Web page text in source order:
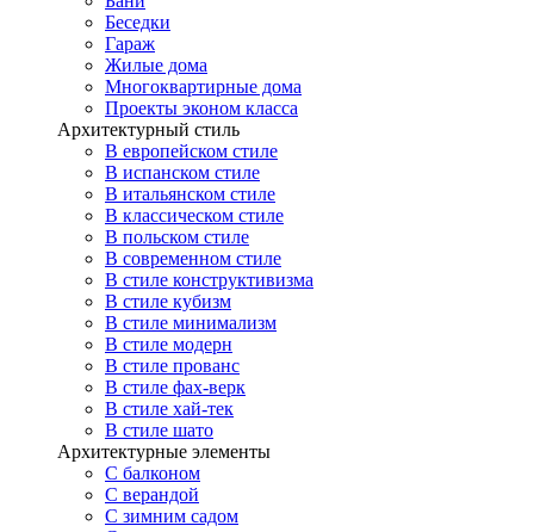
Беседки
Гараж
Жилые дома
Многоквартирные дома
Проекты эконом класса
Архитектурный стиль
В европейском стиле
В испанском стиле
В итальянском стиле
В классическом стиле
В польском стиле
В современном стиле
В стиле конструктивизма
В стиле кубизм
В стиле минимализм
В стиле модерн
В стиле прованс
В стиле фах-верк
В стиле хай-тек
В стиле шато
Архитектурные элементы
С балконом
С верандой
С зимним садом